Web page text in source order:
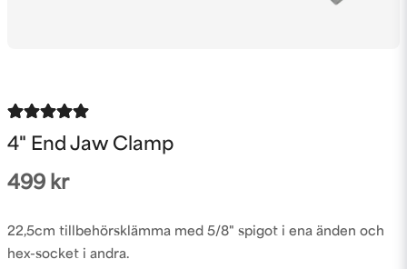
4" End Jaw Clamp
499 kr
22,5cm tillbehörsklämma med 5/8" spigot i ena änden och
hex-socket i andra.